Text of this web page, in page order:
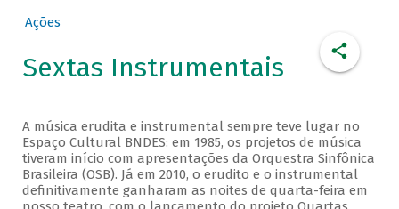
Ações
Sextas Instrumentais
A música erudita e instrumental sempre teve lugar no
Espaço Cultural BNDES: em 1985, os projetos de música
tiveram início com apresentações da Orquestra Sinfônica
Brasileira (OSB). Já em 2010, o erudito e o instrumental
definitivamente ganharam as noites de quarta-feira em